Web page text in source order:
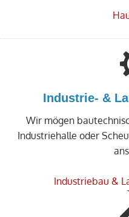
Industrie- &
Wir mögen
Industriehalle oder
Industriebau &